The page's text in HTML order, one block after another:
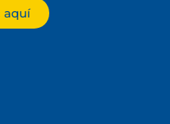
aquí